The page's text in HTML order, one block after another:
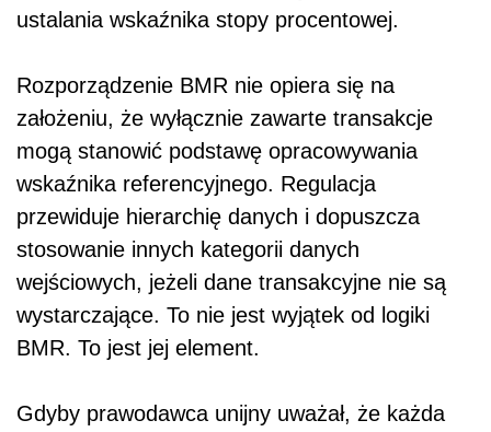
ustalania wskaźnika stopy procentowej.
Rozporządzenie BMR nie opiera się na
założeniu, że wyłącznie zawarte transakcje
mogą stanowić podstawę opracowywania
wskaźnika referencyjnego. Regulacja
przewiduje hierarchię danych i dopuszcza
stosowanie innych kategorii danych
wejściowych, jeżeli dane transakcyjne nie są
wystarczające. To nie jest wyjątek od logiki
BMR. To jest jej element.
Gdyby prawodawca unijny uważał, że każda